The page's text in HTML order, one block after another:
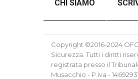
CHI SIAMO
ANALISI DEL
Copyright ©2016-2024
Sicurezza. Tutti i diritti
registrata presso il
Musacchio - P.iva -